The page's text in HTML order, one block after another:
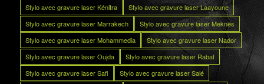
Stylo avec gravure laser Kénitra
Stylo avec gravure laser Laayoune
Stylo avec gravure laser Marrakech
Stylo avec gravure laser Meknès
Stylo avec gravure laser Mohammedia
Stylo avec gravure laser Nador
Stylo avec gravure laser Oujda
Stylo avec gravure laser Rabat
Stylo avec gravure laser Safi
Stylo avec gravure laser Salé